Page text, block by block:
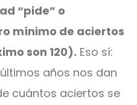
“pide” o
mínimo de aciertos
son 120). Eso sí:
años nos dan
cuántos aciertos se